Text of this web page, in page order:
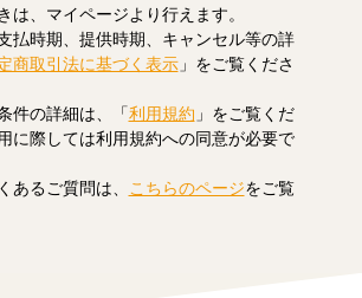
は、マイページより行えます。
払時期、提供時期、キャンセル等の詳
商取引法に基づく表示」をご覧くださ
件の詳細は、「利用規約 」をご覧くだ
に際しては利用規約への同意が必要で
あるご質問は、
こちらのページをご覧